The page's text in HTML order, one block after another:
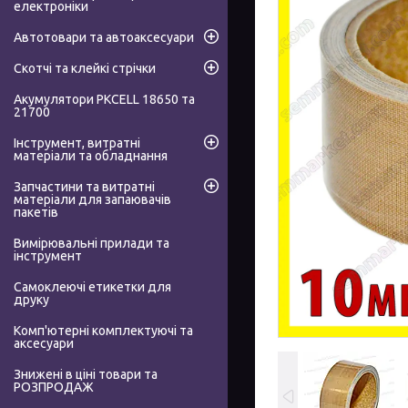
електроніки
Автотовари та автоаксесуари
Скотчі та клейкі стрічки
Акумулятори PKCELL 18650 та
21700
Інструмент, витратні
матеріали та обладнання
Запчастини та витратні
матеріали для запаювачів
пакетів
Вимірювальні прилади та
інструмент
Самоклеючі етикетки для
друку
Комп'ютерні комплектуючі та
аксесуари
Знижені в ціні товари та
РОЗПРОДАЖ